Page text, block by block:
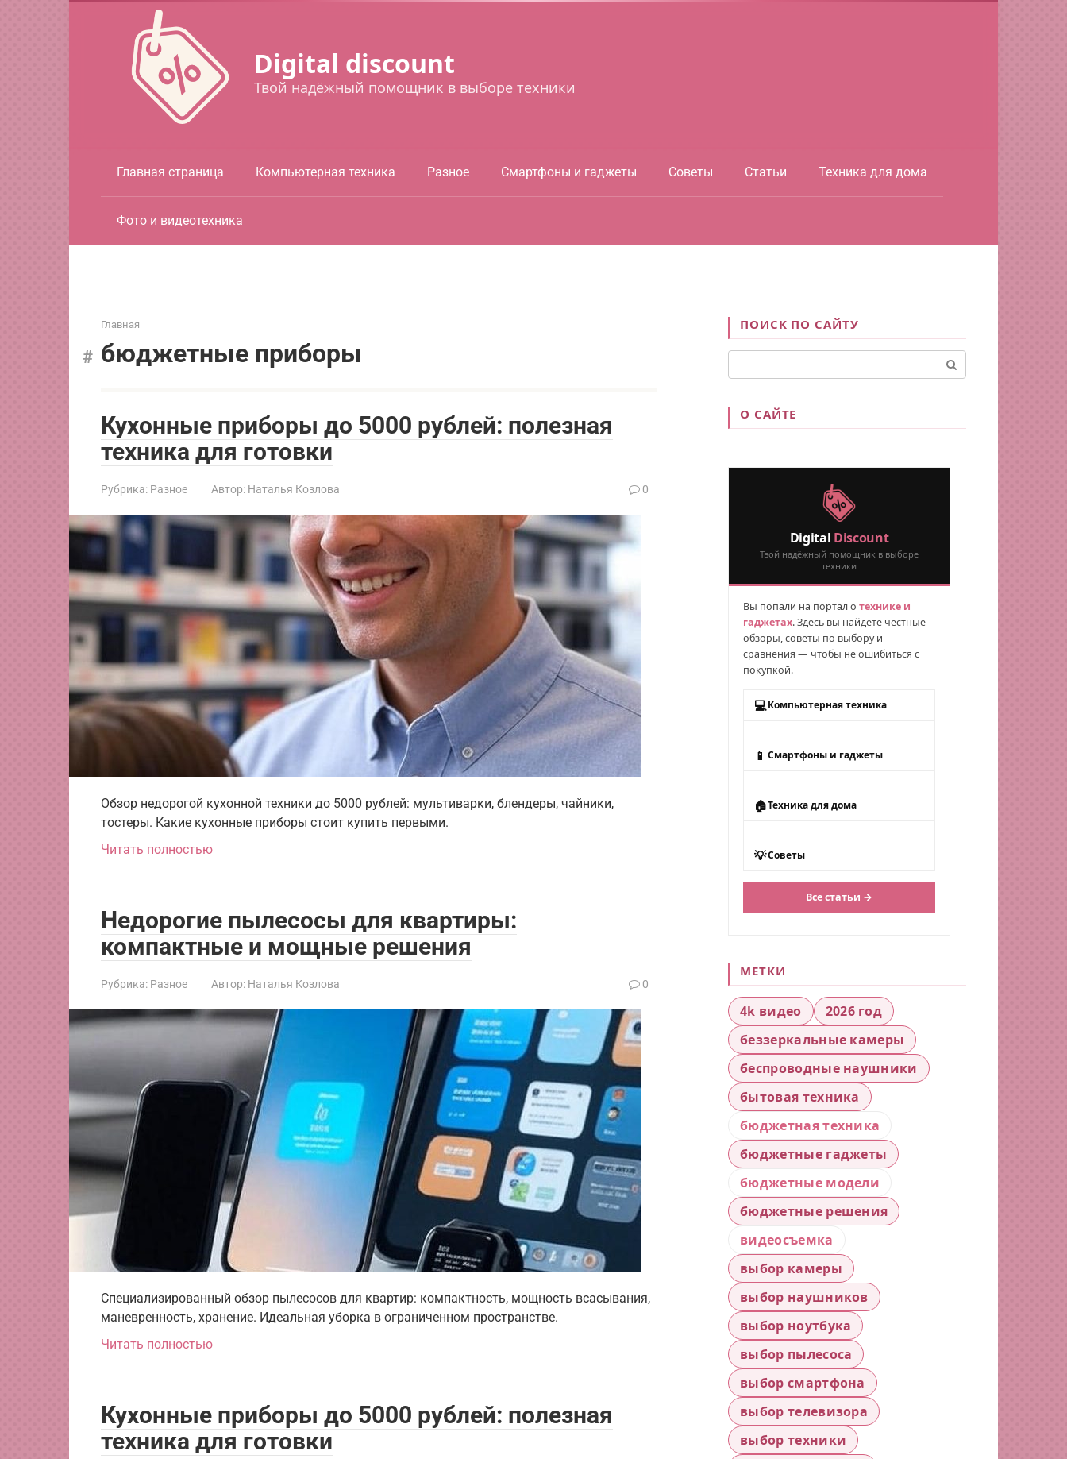
Digital discount
Твой надёжный помощник в выборе техники
Главная страница Компьютерная техника Разное Смартфоны и гаджеты Советы Статьи Техника для дома
Фото и видеотехника
Главная
бюджетные приборы
Кухонные приборы до 5000 рублей: полезная
техника для готовки
Рубрика: Разное Автор: Наталья Козлова 0
Обзор недорогой кухонной техники до 5000 рублей: мультиварки, блендеры, чайники,
тостеры. Какие кухонные приборы стоит купить первыми.
Читать полностью
Недорогие пылесосы для квартиры:
компактные и мощные решения
Рубрика: Разное Автор: Наталья Козлова 0
Специализированный обзор пылесосов для квартир: компактность, мощность всасывания,
маневренность, хранение. Идеальная уборка в ограниченном пространстве.
Читать полностью
Кухонные приборы до 5000 рублей: полезная
техника для готовки
ПОИСК ПО САЙТУ
О САЙТЕ
Digital Discount
Твой надёжный помощник в выборе
техники
Вы попали на портал о технике и
гаджетах. Здесь вы найдёте честные
обзоры, советы по выбору и
сравнения — чтобы не ошибиться с
покупкой.
💻 Компьютерная техника
📱 Смартфоны и гаджеты
🏠Техника для дома
💡Советы
Все статьи →
МЕТКИ
4k видео
2026 год
беззеркальные камеры
беспроводные наушники
бытовая техника
бюджетная техника
бюджетные гаджеты
бюджетные модели
бюджетные решения
видеосъемка
выбор камеры
выбор наушников
выбор ноутбука
выбор пылесоса
выбор смартфона
выбор телевизора
выбор техники